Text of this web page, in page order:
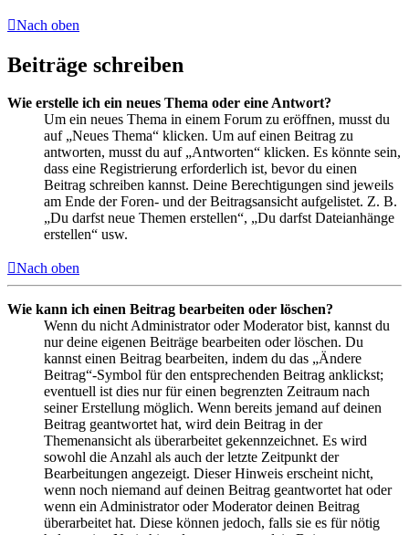
Nach oben
Beiträge schreiben
Wie erstelle ich ein neues Thema oder eine Antwort?
Um ein neues Thema in einem Forum zu eröffnen, musst du
auf „Neues Thema“ klicken. Um auf einen Beitrag zu
antworten, musst du auf „Antworten“ klicken. Es könnte sein,
dass eine Registrierung erforderlich ist, bevor du einen
Beitrag schreiben kannst. Deine Berechtigungen sind jeweils
am Ende der Foren- und der Beitragsansicht aufgelistet. Z. B.
„Du darfst neue Themen erstellen“, „Du darfst Dateianhänge
erstellen“ usw.
Nach oben
Wie kann ich einen Beitrag bearbeiten oder löschen?
Wenn du nicht Administrator oder Moderator bist, kannst du
nur deine eigenen Beiträge bearbeiten oder löschen. Du
kannst einen Beitrag bearbeiten, indem du das „Ändere
Beitrag“-Symbol für den entsprechenden Beitrag anklickst;
eventuell ist dies nur für einen begrenzten Zeitraum nach
seiner Erstellung möglich. Wenn bereits jemand auf deinen
Beitrag geantwortet hat, wird dein Beitrag in der
Themenansicht als überarbeitet gekennzeichnet. Es wird
sowohl die Anzahl als auch der letzte Zeitpunkt der
Bearbeitungen angezeigt. Dieser Hinweis erscheint nicht,
wenn noch niemand auf deinen Beitrag geantwortet hat oder
wenn ein Administrator oder Moderator deinen Beitrag
überarbeitet hat. Diese können jedoch, falls sie es für nötig